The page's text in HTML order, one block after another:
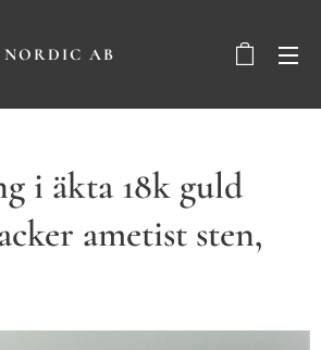
AB
i äkta 18k guld
ametist sten,